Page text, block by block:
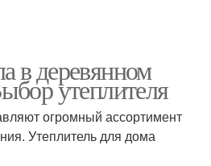
в деревянном
утеплителя
огромный ассортимент
Утеплитель для дома